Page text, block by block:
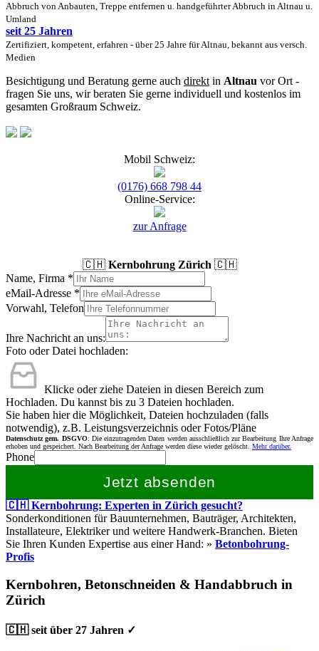
Abbruch von Anbauten, Treppe entfernen u. handgeführter Abbruch in Altnau u.
Umland
seit 25 Jahren
Zertifiziert, kompetent, erfahren - über 25 Jahre für Altnau, bekannt aus versch.
Medien
Besichtigung und Beratung gerne auch direkt in Altnau vor Ort -
fragen Sie uns, wir beraten Sie gerne individuell und kostenlos im
gesamten Großraum Schweiz.
Mobil Schweiz:
(0176) 668 798 44
Online-Service:
zur Anfrage
🇨🇭 Kernbohrung Zürich 🇨🇭
Name, Firma *
eMail-Adresse *
Vorwahl, Telefon
Ihre Nachricht an uns:
Foto oder Datei hochladen:
Klicke oder ziehe Dateien in diesen Bereich zum
Hochladen. Du kannst bis zu 3 Dateien hochladen.
Sie haben hier die Möglichkeit, Dateien hochzuladen (falls
notwendig), z.B. Leistungsverzeichnis oder Fotos/Pläne
Datenschutz gem. DSGVO: Die einzutragenden Daten werden ausschließlich zur Bearbeitung Ihre Anfrage
erhoben und gespeichert. Nach Bearbeitung der Anfrage werden diese wieder gelöscht. Mehr darüber.
Phone
Jetzt absenden
🇨🇭 Kernbohrung: Experten in Zürich gesucht?
Sonderkonditionen für Bauunternehmen, Bauträger, Architekten,
Installateure, Elektriker und weitere Handwerk-Branchen. Bieten
Sie Ihren Kunden Expertise aus einer Hand: » Betonbohrung-
Profis
Kernbohren, Betonschneiden & Handabbruch in
Zürich
🇨🇭 seit über 27 Jahren ✓